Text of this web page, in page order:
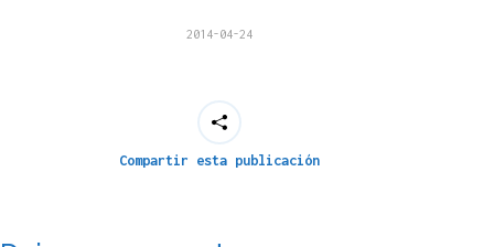
2014-04-24
Compartir esta publicación